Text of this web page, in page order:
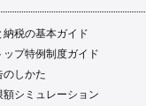
納税の基本ガイド
ップ特例制度ガイド
のしかた
額シミュレーション